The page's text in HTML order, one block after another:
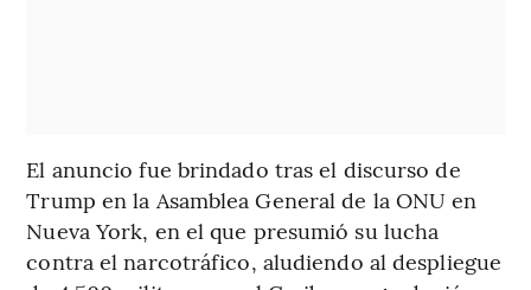
El anuncio fue brindado tras el discurso de
Trump en la Asamblea General de la ONU en
Nueva York, en el que presumió su lucha
contra el narcotráfico, aludiendo al despliegue